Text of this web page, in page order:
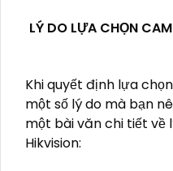
LÝ DO LỰA CHỌN
Khi quyết định lựa
một số lý do mà bạn
một bài văn chi tiết về
Hikvision: